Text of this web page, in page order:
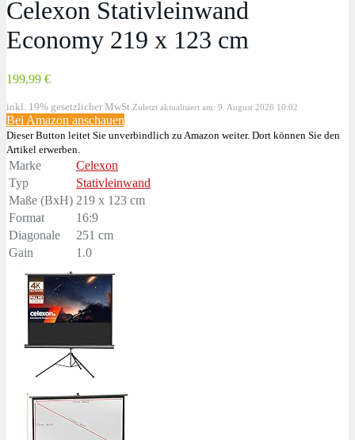
Celexon Stativleinwand
Economy 219 x 123 cm
199,99 €
inkl. 19% gesetzlicher MwSt. Zuletzt aktualisiert am: 9. August 2026 10:02
Bei Amazon anschauen
Dieser Button leitet Sie unverbindlich zu Amazon weiter. Dort können Sie den
Artikel erwerben.
Marke
Celexon
Typ
Stativleinwand
Maße (BxH) 219 x 123 cm
Format
16:9
Diagonale
251 cm
Gain
1.0